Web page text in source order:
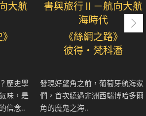
大航
歷史學
味，是
信念..
書與旅行Ⅱ－航向大航
海時代
《絲綢之路》
彼得・梵科潘
發現好望角之前，葡萄牙航海家
們，首次繞過非洲西端博哈多爾
角的魔鬼之海..